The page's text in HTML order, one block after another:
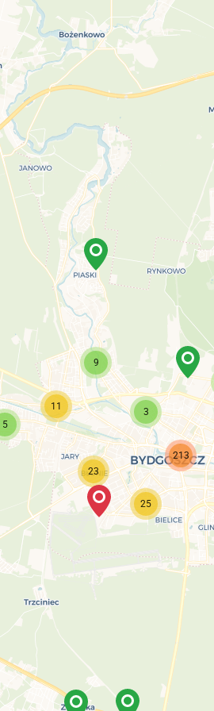
3
25
23
9
11
5
213